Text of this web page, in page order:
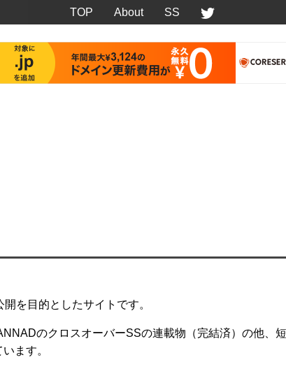
TOP About SS
を目的としたサイトです。
のクロスオーバーSSの連載物（完結済）の他、
ます。